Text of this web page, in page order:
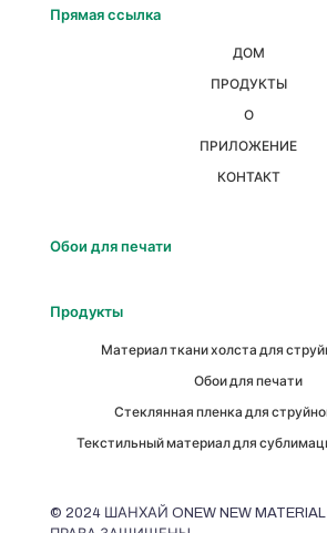
Прямая ссылка
ДОМ
ПРОДУКТЫ
О
ПРИЛОЖЕНИЕ
КОНТАКТ
Обои для печати
Продукты
Материал ткани холста для
Обои для печати
Стеклянная пленка для
Текстильный материал для
© 2024 ШАНХАЙ ONEW NEW